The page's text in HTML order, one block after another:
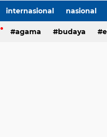
internasional nasional
TNI-Polri Organisasi
agama budaya